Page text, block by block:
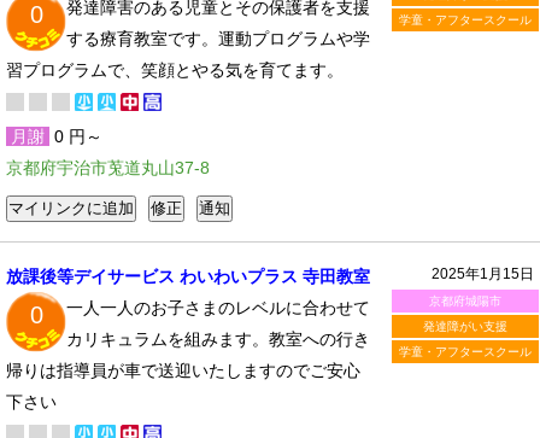
学童・アフタースクール
0
発達障害のある児童とその保護者を支援
する療育教室です。運動プログラムや学
習プログラムで、笑顔とやる気を育てます。
月謝 0 円～
京都府宇治市莵道丸山37-8
2025年1月15日
京都府城陽市
発達障がい支援
学童・アフタースクール
放課後等デイサービス わいわいプラス 寺田教室
0
一人一人のお子さまのレベルに合わせて
カリキュラムを組みます。教室への行き
帰りは指導員が車で送迎いたしますのでご安心
下さい